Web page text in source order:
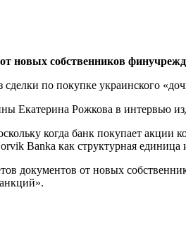
новых собственников
по покупке украинского
Екатерина Рожкова в
когда банк покупает акции
Banka как структурная единица
документов от новых